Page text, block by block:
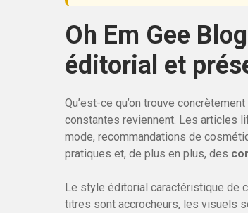
Oh Em Gee
éditorial et
Qu’est-ce qu’on trouve concrètement
constantes reviennent. Les articles
mode, recommandations de
pratiques et, de plus en plus, des
Le style éditorial caractéristique de
titres sont accrocheurs, les visuels